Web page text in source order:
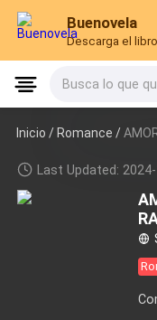
Buenovela
Descarga el
Busca lo que
Inicio /Romance /
Last Updated: